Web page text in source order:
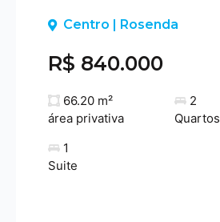
PreviousCentro | Rosenda
R$ 840.000
66.20 m²
área privativa
2
Quartos
1
Suite